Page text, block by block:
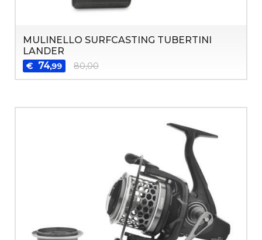
MULINELLO SURFCASTING TUBERTINI
LANDER
€ 74,99 80,00